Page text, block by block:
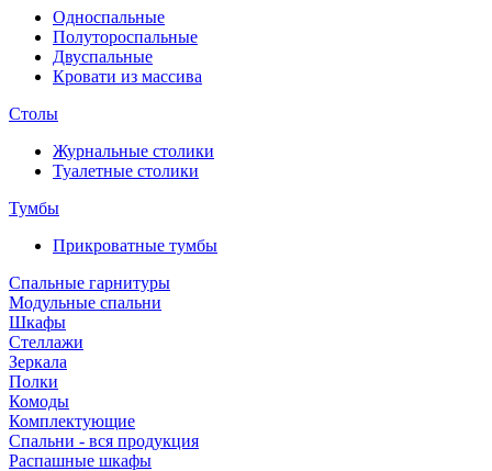
Односпальные
Полутороспальные
Двуспальные
Кровати из массива
Столы
Журнальные столики
Туалетные столики
Тумбы
Прикроватные тумбы
Спальные гарнитуры
Модульные спальни
Шкафы
Стеллажи
Зеркала
Полки
Комоды
Комплектующие
Спальни - вся продукция
Распашные шкафы